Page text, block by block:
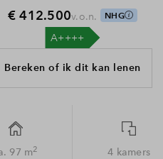
€ 412.500v.o.n. NHG
Bereken of ik dit kan lenen
97 m2 4 kamers